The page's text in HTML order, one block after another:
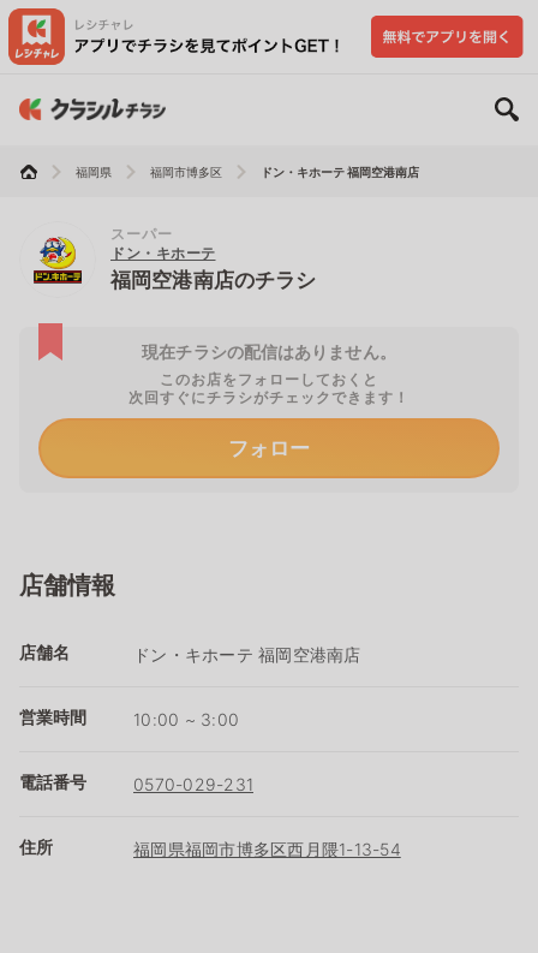
福岡県 福岡市博多区 ドン・キホーテ 福岡空港南店
スーパー
ドン・キホーテ
福岡空港南店のチラシ
現在チラシの配信はありません。
このお店をフォローしておくと
次回すぐにチラシがチェックできます！
フォロー
店舗情報
店舗名 ドン・キホーテ 福岡空港南店
営業時間 10:00 ~ 3:00
電話番号 0570-029-231
住所 福岡県福岡市博多区西月隈1-13-54